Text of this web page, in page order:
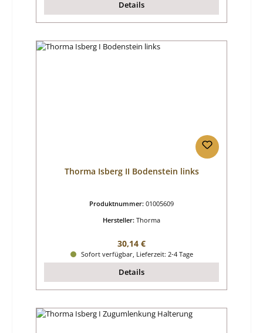
Details
Thorma Isberg II Bodenstein links
Produktnummer: 01005609
Hersteller: Thorma
Regulärer Preis:
30,14 €
Sofort verfügbar, Lieferzeit: 2-4 Tage
Details